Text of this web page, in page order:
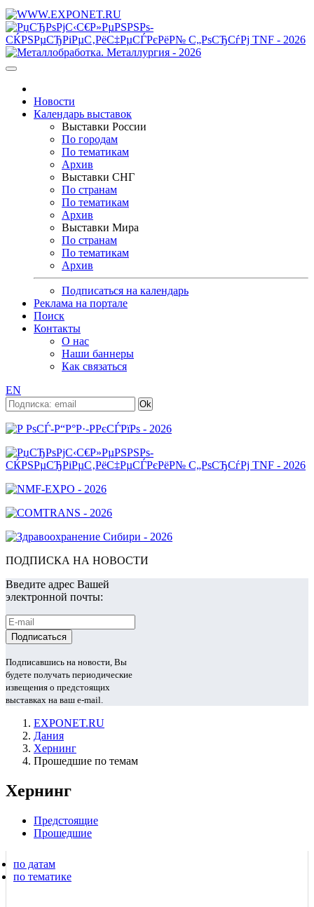
Новости
Календарь выставок
Выставки России
По городам
По тематикам
Архив
Выставки СНГ
По странам
По тематикам
Архив
Выставки Мира
По странам
По тематикам
Архив
Подписаться на календарь
Реклама на портале
Поиск
Контакты
О нас
Наши баннеры
Как связаться
EN
ПОДПИСКА НА НОВОСТИ
Введите адрес Вашей
электронной почты:
Подписавшись на новости, Вы
будете получать периодические
извещения о предстоящих
выставках на ваш e-mail.
EXPONET.RU
Дания
Хернинг
Прошедшие по темам
Хернинг
Предстоящие
Прошедшие
по датам
по тематике